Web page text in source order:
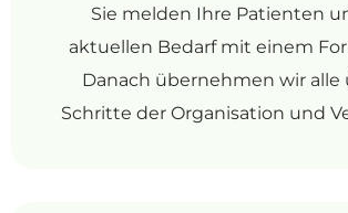
Sie melden Ihre Patienten
aktuellen Bedarf mit einem
Danach übernehmen wir alle
Schritte der Organisation und